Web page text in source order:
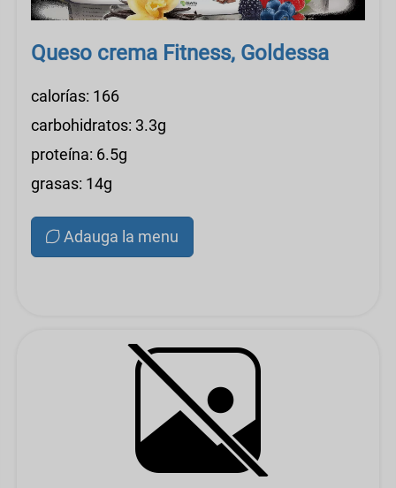
Queso crema Fitness, Goldessa
calorías: 166
carbohidratos: 3.3g
proteína: 6.5g
grasas: 14g
Adauga la menu